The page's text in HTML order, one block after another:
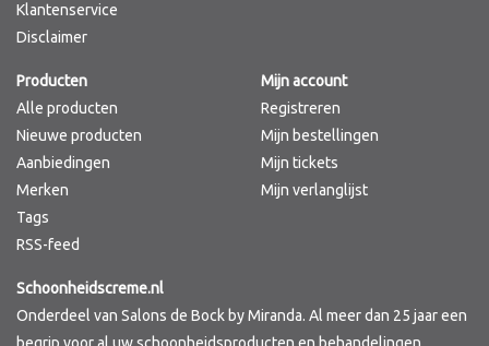
Klantenservice
Disclaimer
Producten
Alle producten
Nieuwe producten
Aanbiedingen
Merken
Tags
RSS-feed
Mijn account
Registreren
Mijn bestellingen
Mijn tickets
Mijn verlanglijst
Schoonheidscreme.nl
Onderdeel van Salons de Bock by Miranda. Al meer dan 25 jaar een